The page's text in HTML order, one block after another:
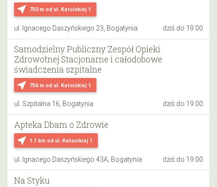
near_me 750 m od ul. Katoickiej 1
ul. Ignacego Daszyńskiego 23, Bogatynia dziś do 19:00
near_me 756 m od ul. Katoickiej 1
Samodzielny Publiczny Zespół Opieki
Zdrowotnej Stacjonarne i całodobowe
świadczenia szpitalne
ul. Szpitalna 16, Bogatynia dziś do 19:00
near_me 1.1 km od ul. Katoickiej 1
Apteka Dbam o Zdrowie
ul. Ignacego Daszyńskiego 43A, Bogatynia dziś do 19:00
Na Styku